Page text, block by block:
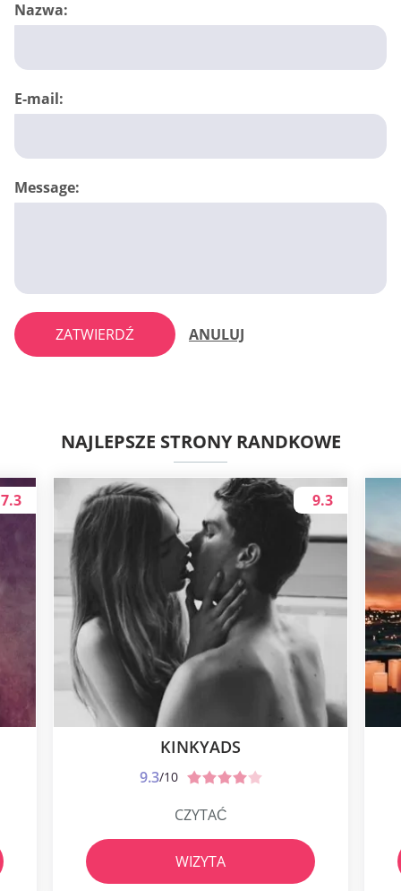
Nazwa:
E-mail:
Message:
ZATWIERDŹ ANULUJ
NAJLEPSZE STRONY RANDKOWE
7.3
KINKYADS
9.3/10
9.3
CZYTAĆ
WIZYTA